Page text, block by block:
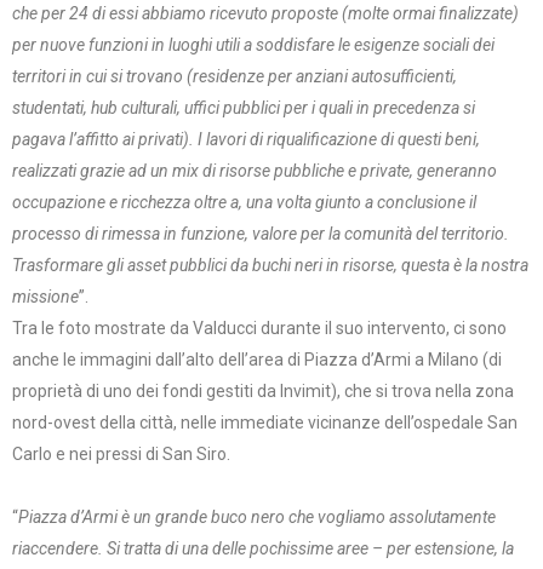
che per 24 di essi abbiamo ricevuto proposte (molte ormai finalizzate)
per nuove funzioni in luoghi utili a soddisfare le esigenze sociali dei
territori in cui si trovano (residenze per anziani autosufficienti,
studentati, hub culturali, uffici pubblici per i quali in precedenza si
pagava l’affitto ai privati). I lavori di riqualificazione di questi beni,
realizzati grazie ad un mix di risorse pubbliche e private, generanno
occupazione e ricchezza oltre a, una volta giunto a conclusione il
processo di rimessa in funzione, valore per la comunità del territorio.
Trasformare gli asset pubblici da buchi neri in risorse, questa è la nostra
missione”.
Tra le foto mostrate da Valducci durante il suo intervento, ci sono
anche le immagini dall’alto dell’area di Piazza d’Armi a Milano (di
proprietà di uno dei fondi gestiti da Invimit), che si trova nella zona
nord-ovest della città, nelle immediate vicinanze dell’ospedale San
Carlo e nei pressi di San Siro.
“Piazza d’Armi è un grande buco nero che vogliamo assolutamente
riaccendere. Si tratta di una delle pochissime aree – per estensione, la